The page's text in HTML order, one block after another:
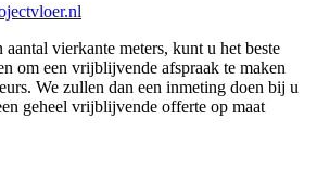
vierkante meters, kunt u het beste
om een vrijblijvende afspraak te maken
We zullen dan een inmeting doen bij u
geheel vrijblijvende offerte op maat